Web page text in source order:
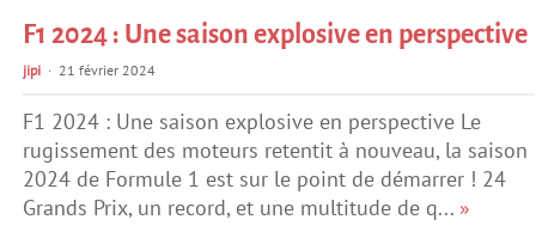
F1 2024 : Une saison explosive en perspective
jipi 21 février 2024
F1 2024 : Une saison explosive en perspective Le
rugissement des moteurs retentit à nouveau, la saison
2024 de Formule 1 est sur le point de démarrer ! 24
Grands Prix, un record, et une multitude de q... »